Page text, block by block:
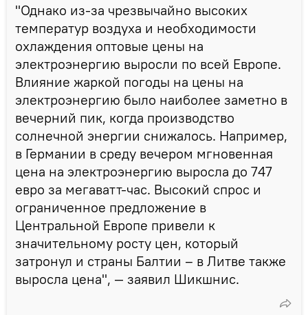
"Однако из-за чрезвычайно высоких
температур воздуха и необходимости
охлаждения оптовые цены на
электроэнергию выросли по всей Европе.
Влияние жаркой погоды на цены на
электроэнергию было наиболее заметно в
вечерний пик, когда производство
солнечной энергии снижалось. Например,
в Германии в среду вечером мгновенная
цена на электроэнергию выросла до 747
евро за мегаватт-час. Высокий спрос и
ограниченное предложение в
Центральной Европе привели к
значительному росту цен, который
затронул и страны Балтии – в Литве также
выросла цена", — заявил Шикшнис.